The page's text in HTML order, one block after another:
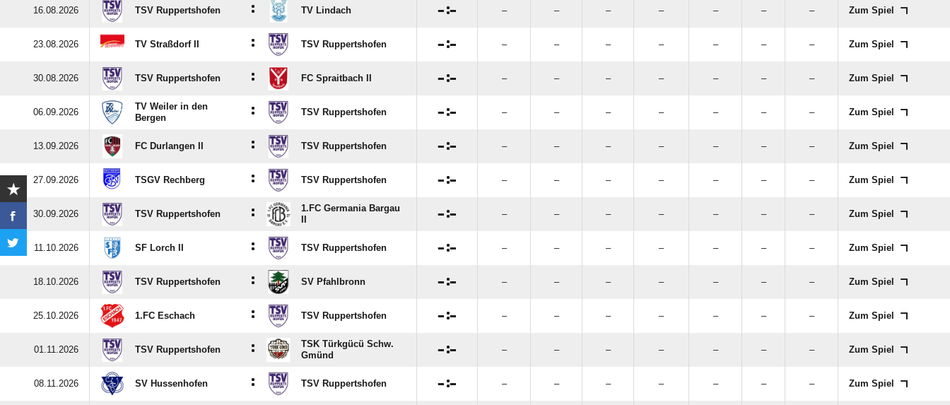
16.08.2026 TSV Ruppertshofen : TV Lindach : – – – – – – – Zum Spiel
23.08.2026 TV Straßdorf II : TSV Ruppertshofen : – – – – – – – Zum Spiel
30.08.2026 TSV Ruppertshofen : FC Spraitbach II : – – – – – – – Zum Spiel
06.09.2026
TV Weiler in den
Bergen
: TSV Ruppertshofen : – – – – – – – Zum Spiel
13.09.2026 FC Durlangen II : TSV Ruppertshofen : – – – – – – – Zum Spiel
27.09.2026 TSGV Rechberg : TSV Ruppertshofen : – – – – – – – Zum Spiel
30.09.2026 TSV Ruppertshofen :
1.FC Germania Bargau
: – – – – – – – Zum Spiel
11.10.2026 SF Lorch II : TSV Ruppertshofen : – – – – – – – Zum Spiel
18.10.2026 TSV Ruppertshofen : SV Pfahlbronn : – – – – – – – Zum Spiel
25.10.2026 1.FC Eschach : TSV Ruppertshofen : – – – – – – – Zum Spiel
01.11.2026 TSV Ruppertshofen :
TSK Türkgücü Schw.
Gmünd
: – – – – – – – Zum Spiel
08.11.2026 SV Hussenhofen : TSV Ruppertshofen : – – – – – – – Zum Spiel